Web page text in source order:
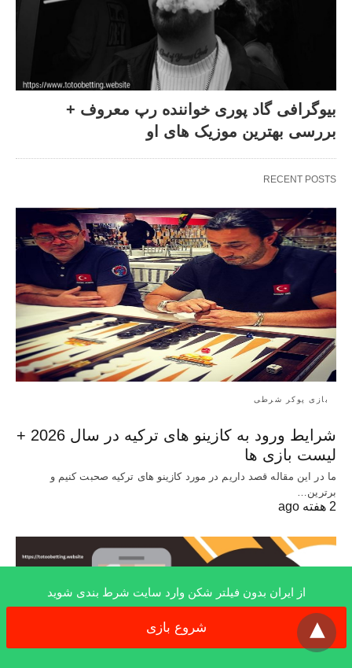
بیوگرافی گاد پوری خواننده رپ معروف +
بررسی بهترین موزیک های او
RECENT POSTS
بازی پوکر شرطی
شرایط ورود به کازینو های ترکیه در سال 2026 +
لیست بازی ها
ما در این مقاله قصد داریم در مورد کازینو های ترکیه صحبت کنیم و
برترین…
2 هفته ago
از ایران بدون فیلتر شکن وارد سایت شرط بندی شوید
شروع بازی